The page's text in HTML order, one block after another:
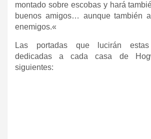
montado sobre escobas y hará
buenos amigos… aunque también
enemigos.«
Las portadas que lucirán estas
dedicadas a cada casa de
siguientes: